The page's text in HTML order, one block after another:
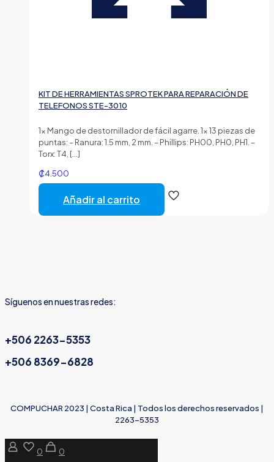
KIT DE HERRAMIENTAS SPROTEK PARA REPARACIÓN DE
TELEFONOS STE-3010
1x Mango de destornillador de fácil agarre. 1x 13 piezas de
puntas: – Ranura: 1.5 mm, 2 mm. – Phillips: PH00, PH0, PH1. –
Torx: T4, […]
₡4.500
Añadir al carrito
Síguenos en nuestras redes:
+506 2263-5353
+506 8369-6828
COMPUCHAR 2023 | Costa Rica | Todos los derechos reservados |
2263-5353
0
0